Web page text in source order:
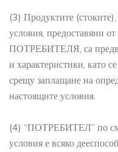
(3) Продуктите
условия,
ПОТРЕБИТЕЛЯ, са
и характеристики, като
срещу заплащане на
настоящите условия.
(4) “ПОТРЕБИТЕЛ” по
условия е всяко